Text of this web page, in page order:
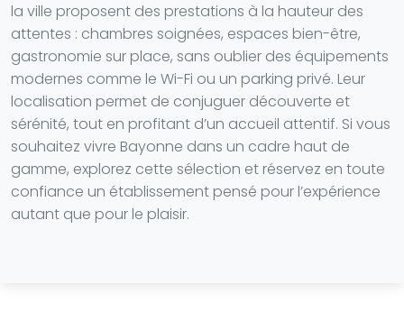
la ville proposent des prestations à la hauteur des
attentes : chambres soignées, espaces bien-être,
gastronomie sur place, sans oublier des équipements
modernes comme le Wi-Fi ou un parking privé. Leur
localisation permet de conjuguer découverte et
sérénité, tout en profitant d’un accueil attentif. Si vous
souhaitez vivre Bayonne dans un cadre haut de
gamme, explorez cette sélection et réservez en toute
confiance un établissement pensé pour l’expérience
autant que pour le plaisir.